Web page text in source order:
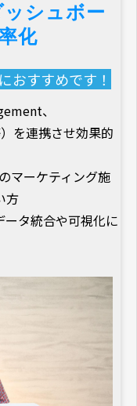
シュボー
化
おすすめです！
、
を連携させ効果的
マーケティング施
方
ータ統合や可視化に